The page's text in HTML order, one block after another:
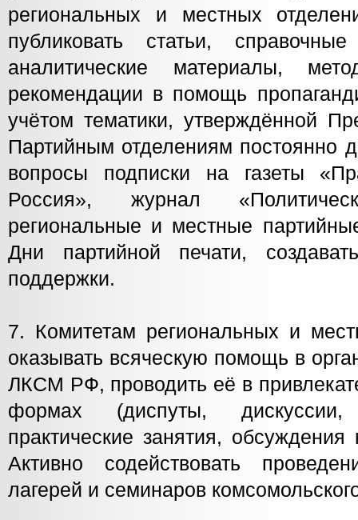
региональных и местных
публиковать статьи,
аналитические материалы,
рекомендации в помощь
учётом тематики, утверждённой
Партийным отделениям постоянно
вопросы подписки на газеты
Россия», журнал
региональные и местные
Дни партийной печати,
поддержки.
7. Комитетам региональных и
оказывать всяческую помощь в
ЛКСМ РФ, проводить её в
формах (диспуты,
практические занятия,
Активно содействовать
лагерей и семинаров